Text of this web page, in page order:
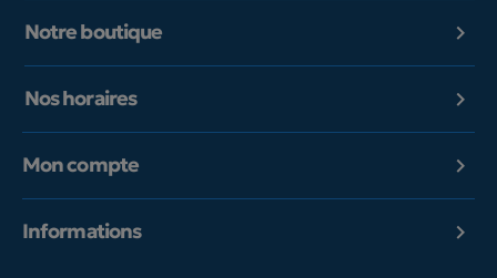
Notre boutique 
Nos horaires 
Mon compte 
Informations 